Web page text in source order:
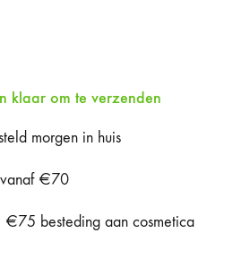
klaar om te verzenden
morgen in huis
vanaf €70
besteding aan cosmetica